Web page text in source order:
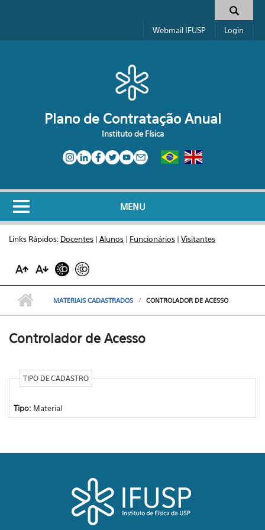
Formulário de busca
Webmail IFUSP Login
Plano de Contratação Anual
Instituto de Física
MENU
Links Rápidos: Docentes | Alunos | Funcionários | Visitantes
MATERIAIS CADASTRADOS CONTROLADOR DE ACESSO
Controlador de Acesso
TIPO DE CADASTRO
Tipo: Material